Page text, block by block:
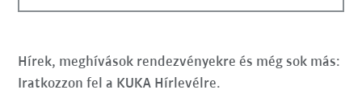
Hírek, meghívások rendezvényekre és még sok más:
Iratkozzon fel a KUKA Hírlevélre.